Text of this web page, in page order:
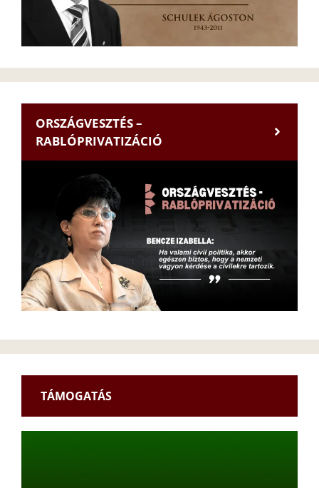
ORSZÁGVESZTÉS –
RABLÓPRIVATIZÁCIÓ
TÁMOGATÁS